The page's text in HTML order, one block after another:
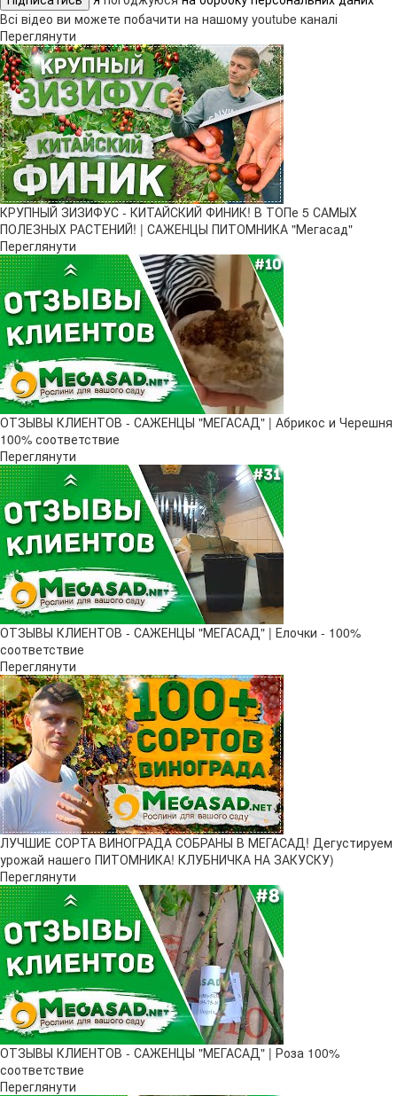
Всі відео ви можете побачити на нашому youtube каналі
Переглянути
КРУПНЫЙ ЗИЗИФУС - КИТАЙСКИЙ ФИНИК! В ТОПе 5 САМЫХ
ПОЛЕЗНЫХ РАСТЕНИЙ! | САЖЕНЦЫ ПИТОМНИКА "Мегасад"
Переглянути
ОТЗЫВЫ КЛИЕНТОВ - САЖЕНЦЫ "МЕГАСАД" | Абрикос и Черешня
100% соответствие
Переглянути
ОТЗЫВЫ КЛИЕНТОВ - САЖЕНЦЫ "МЕГАСАД" | Елочки - 100%
соответствие
Переглянути
ЛУЧШИЕ СОРТА ВИНОГРАДА СОБРАНЫ В МЕГАСАД! Дегустируем
урожай нашего ПИТОМНИКА! КЛУБНИЧКА НА ЗАКУСКУ)
Переглянути
ОТЗЫВЫ КЛИЕНТОВ - САЖЕНЦЫ "МЕГАСАД" | Роза 100%
соответствие
Переглянути